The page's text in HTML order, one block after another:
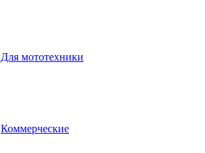
Для мототехники
Коммерческие